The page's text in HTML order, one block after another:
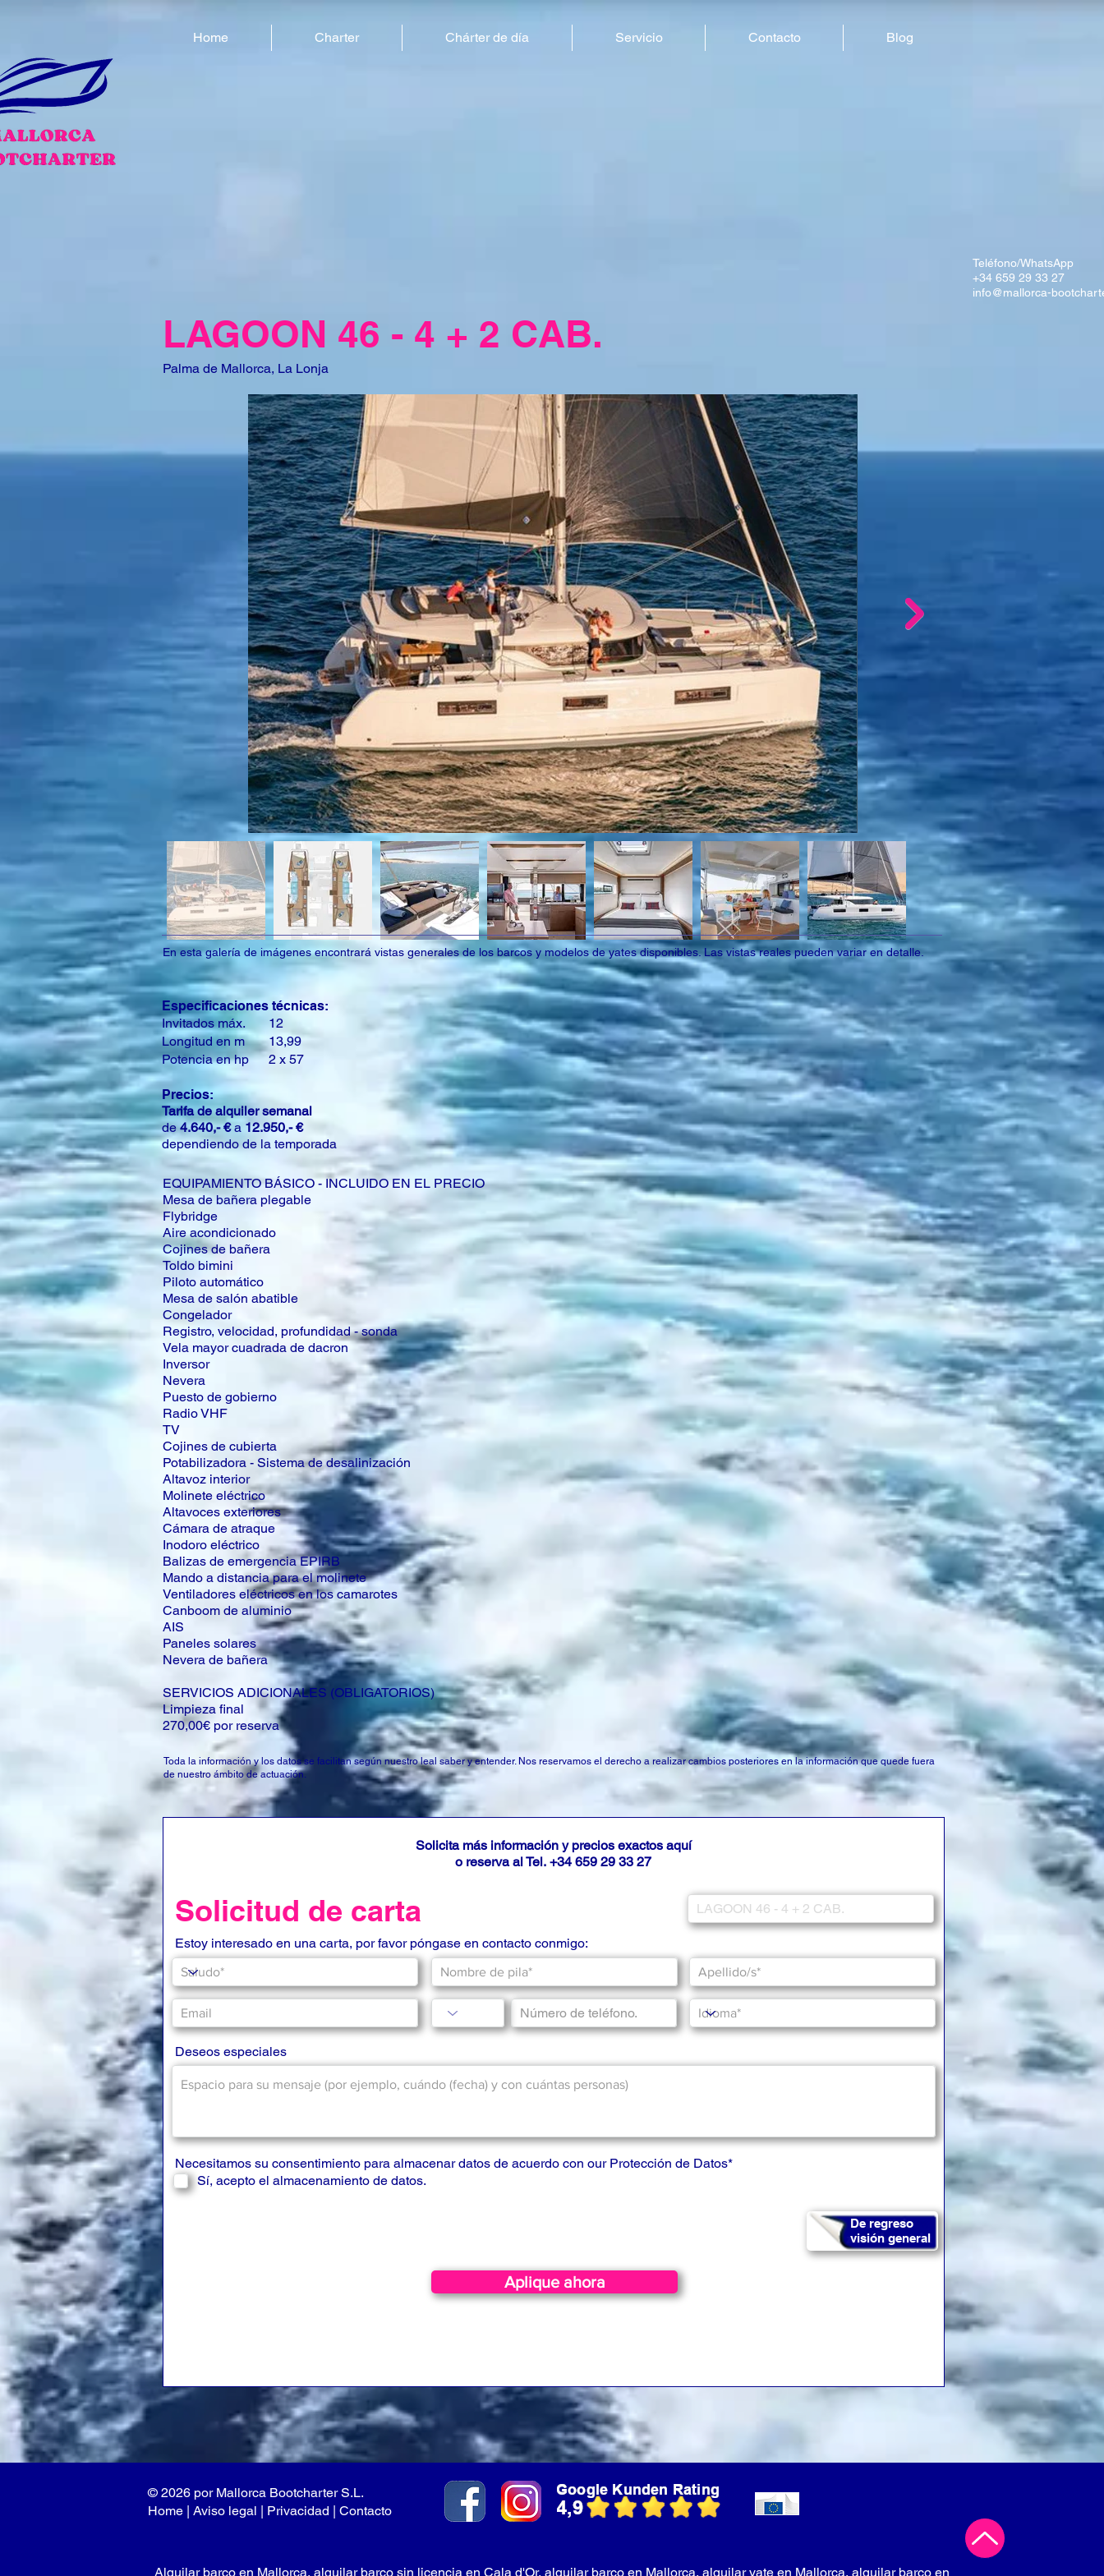
Home Charter Chárter de día Servicio Contacto Blog
LAGOON 46 - 4 + 2 CAB.
Palma de Mallorca, La Lonja
En esta galería de imágenes encontrará vistas generales de los barcos y modelos de yates disponibles. Las vistas reales pueden variar en detalle.
Especificaciones técnicas:
Invitados máx.
Longitud en m
Potencia en hp
12
13,99
2 x 57
Precios:
Tarifa de alquiler semanal
de 4.640,- €a 12.950,- €
dependiendo de la temporada
EQUIPAMIENTO BÁSICO - INCLUIDO EN EL PRECIO
Mesa de bañera plegable
Flybridge
Aire acondicionado
Cojines de bañera
Toldo bimini
Piloto automático
Mesa de salón abatible
Congelador
Registro, velocidad, profundidad - sonda
Vela mayor cuadrada de dacron
Inversor
Nevera
Puesto de gobierno
Radio VHF
TV
Cojines de cubierta
Potabilizadora - Sistema de desalinización
Altavoz interior
Molinete eléctrico
Altavoces exteriores
Cámara de atraque
Inodoro eléctrico
Balizas de emergencia EPIRB
Mando a distancia para el molinete
Ventiladores eléctricos en los camarotes
Canboom de aluminio
AIS
Paneles solares
Nevera de bañera
SERVICIOS ADICIONALES (OBLIGATORIOS)
Limpieza final
270,00€ por reserva
Toda la información y los datos se facilitan según nuestro leal saber y entender. Nos reservamos el derecho a realizar cambios posteriores en la información que quede fuera
de nuestro ámbito de actuación.
Solicita más información y precios exactos aquí
o reserva al Tel. +34 659 29 33 27
Solicitud de carta
Estoy interesado en una carta, por favor póngase en contacto conmigo:
Deseos especiales
Necesitamos su consentimiento para almacenar datos de acuerdo con our Protección de Datos*
Sí, acepto el almacenamiento de datos.
De regreso
visión general
Aplique ahora
Teléfono/WhatsApp
+34 659 29 33 27
info@mallorca-
© 2026 por Mallorca Bootcharter S.L.
Home | Aviso legal | Privacidad | Contacto
Alquilar barco en Mallorca, alquilar barco sin licencia en Cala d'Or, alquilar barco en Mallorca, alquilar yate en Mallorca, alquilar barco en